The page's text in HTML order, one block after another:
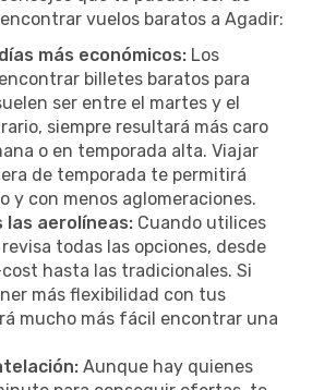
vuelos baratos a Agadir:
más económicos: Los
billetes baratos para
ser entre el martes y el
siempre resultará más caro
o en temporada alta. Viajar
de temporada te permitirá
y con menos aglomeraciones.
las aerolíneas: Cuando utilices
todas las opciones, desde
hasta las tradicionales. Si
más flexibilidad con tus
mucho más fácil encontrar una
Aunque hay quienes